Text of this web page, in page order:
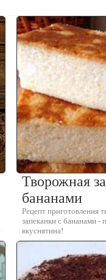
Творожная
бананами
Рецепт приготовления
запеканки с бананами -
вкуснятина!